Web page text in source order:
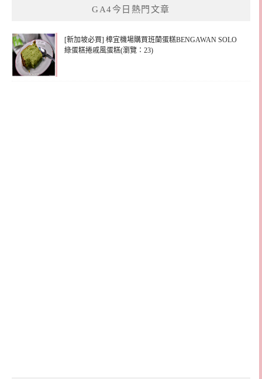
GA4今日熱門文章
[新加坡必買] 樟宜機場購買班蘭蛋糕BENGAWAN SOLO
綠蛋糕捲戚風蛋糕(瀏覽：23)